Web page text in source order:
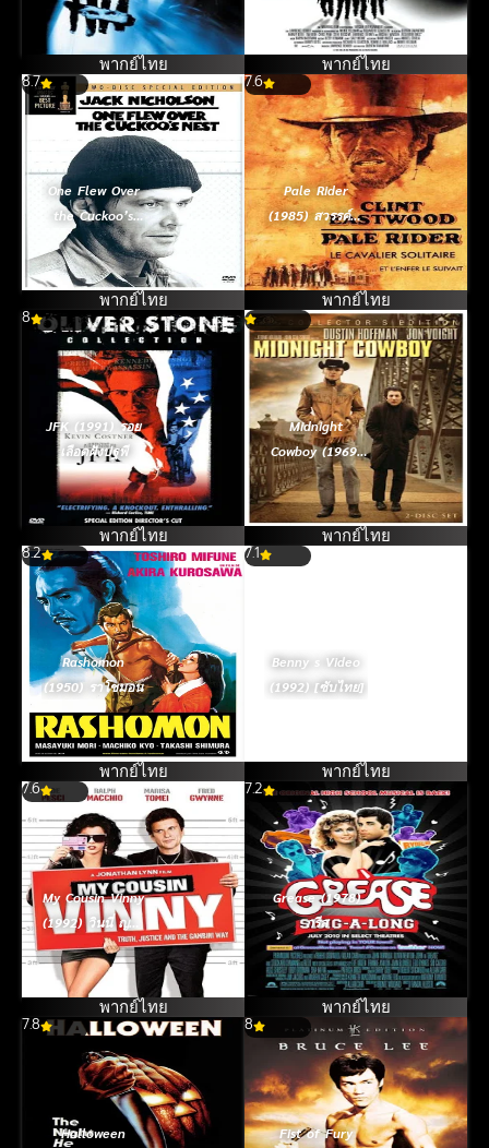
เปิดฉากฆ่า
อำมหิตสะท้าน
เมือง [ซับไทย]พากย์ไทย
ไม่ถามชื่อ
พากย์ไทย
8.7
One Flew Over
the Cuckoo’s
Nest (1975) บ้าก็
บ้าวะ
พากย์ไทย
7.6
Pale Rider
(1985) สวรรค์สั่ง
ยิง
พากย์ไทย
8
JFK (1991) รอย
เลือดฝังปฐพี
พากย์ไทย
Midnight
Cowboy (1969)
คาวบอยตกอับย่ำ
กรุง [ซับไทย]
พากย์ไทย
8.2
Rashomon
(1950) ราโชมอน
พากย์ไทย
7.1
Benny s Video
(1992) [ซับไทย]
พากย์ไทย
7.6
My Cousin Vinny
(1992) วินนี่ ญาติ
พี่รวมมิตร
พากย์ไทย
7.2
Grease (1978)
กรีส
พากย์ไทย
7.8
Halloween
8
Fist of Fury